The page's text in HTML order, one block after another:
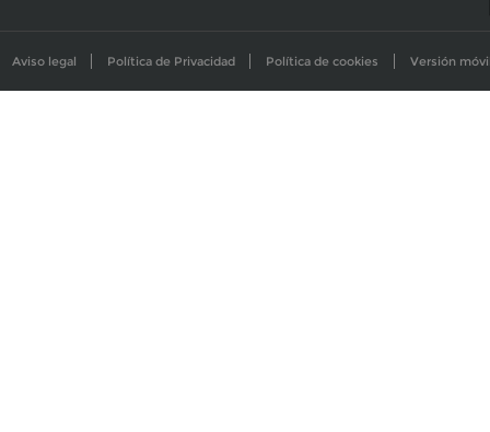
Aviso legal Política de Privacidad Política de cookies Versión